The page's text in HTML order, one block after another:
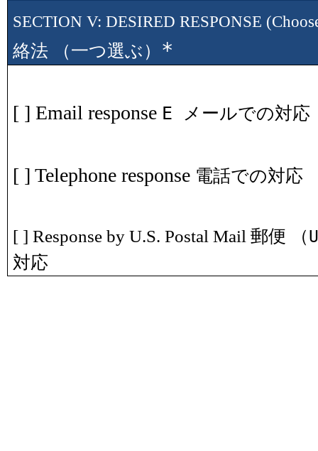
SECTION V: DESIRED RESPONSE
絡法 （一つ選ぶ） *
[ ] Email response E メールでの対応
[ ] Telephone response 電話での対応
[ ] Response by U.S. Postal Mail 郵便 （
対応